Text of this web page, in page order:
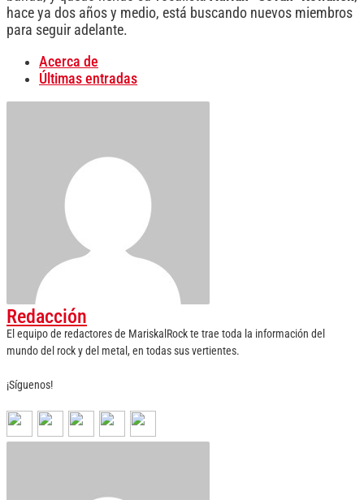
hace ya dos años y medio, está buscando nuevos miembros
para seguir adelante.
Acerca de
Últimas entradas
Redacción
El equipo de redactores de MariskalRock te trae toda la información del
mundo del rock y del metal, en todas sus vertientes.
¡Síguenos!